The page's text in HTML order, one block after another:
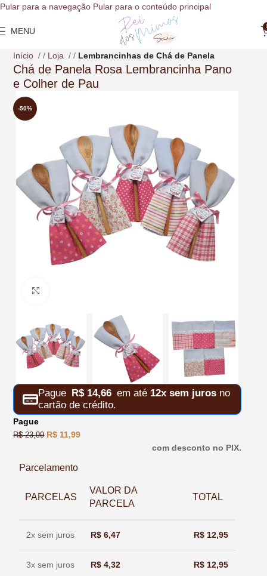
conteúdo
Pular para a navegação Pular para o conteúdo principal
MENU
Início / Loja / Lembrancinhas de Chá de Panela
Chá de Panela Rosa Lembrancinha Pano
e Colher de Pau
-50%
Pague R$14,66 em até 12x sem juros no
cartão de crédito.
Pague
R$23,99 R$ 11,99
com desconto no PIX.
Parcelamento
PARCELAS
VALOR DA
PARCELA
TOTAL
2x sem juros R$ 6,47 R$ 12,95
3x sem juros R$ 4,32 R$ 12,95